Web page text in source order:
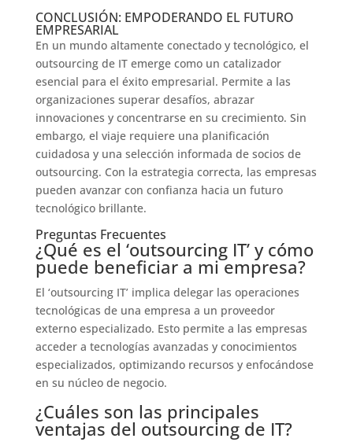
CONCLUSIÓN: EMPODERANDO EL FUTURO
EMPRESARIAL
En un mundo altamente conectado y tecnológico, el
outsourcing de IT emerge como un catalizador
esencial para el éxito empresarial. Permite a las
organizaciones superar desafíos, abrazar
innovaciones y concentrarse en su crecimiento. Sin
embargo, el viaje requiere una planificación
cuidadosa y una selección informada de socios de
outsourcing. Con la estrategia correcta, las empresas
pueden avanzar con confianza hacia un futuro
tecnológico brillante.
Preguntas Frecuentes
¿Qué es el ‘outsourcing IT’ y cómo
puede beneficiar a mi empresa?
El ‘outsourcing IT’ implica delegar las operaciones
tecnológicas de una empresa a un proveedor
externo especializado. Esto permite a las empresas
acceder a tecnologías avanzadas y conocimientos
especializados, optimizando recursos y enfocándose
en su núcleo de negocio.
¿Cuáles son las principales
ventajas del outsourcing de IT?